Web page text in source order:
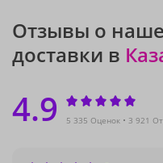
Отзывы о
доставки в
4.9 5 335 Оценок 3 921